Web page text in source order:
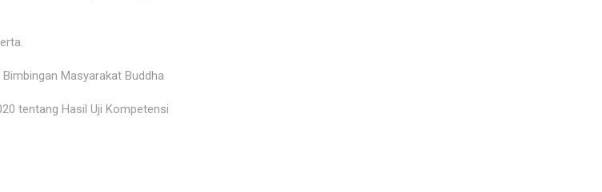
Masyarakat Buddha
tentang Hasil Uji Kompetensi